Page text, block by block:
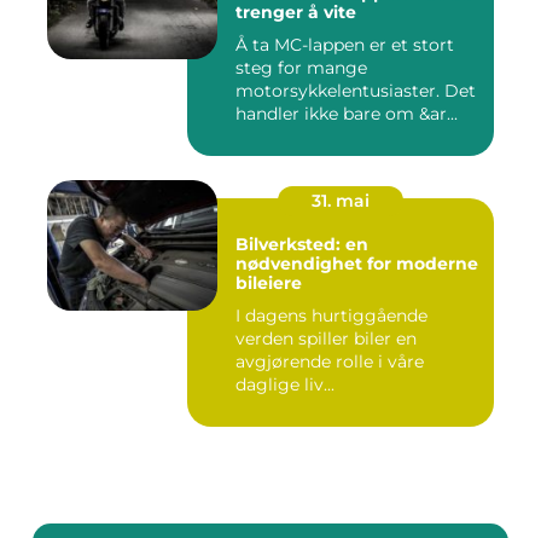
trenger å vite
Å ta MC-lappen er et stort
steg for mange
motorsykkelentusiaster. Det
handler ikke bare om &ar...
31. mai
Bilverksted: en
nødvendighet for moderne
bileiere
I dagens hurtiggående
verden spiller biler en
avgjørende rolle i våre
daglige liv...